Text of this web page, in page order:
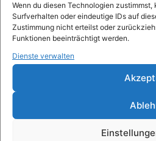
Wenn du diesen Technologien
Surfverhalten oder eindeutige IDs auf
Zustimmung nicht erteilst oder
Funktionen beeinträchtigt werden.
Dienste verwalten
Xbrick®
designed by wd3_spatial design
wd3 GmbH
70174 Stuttgart